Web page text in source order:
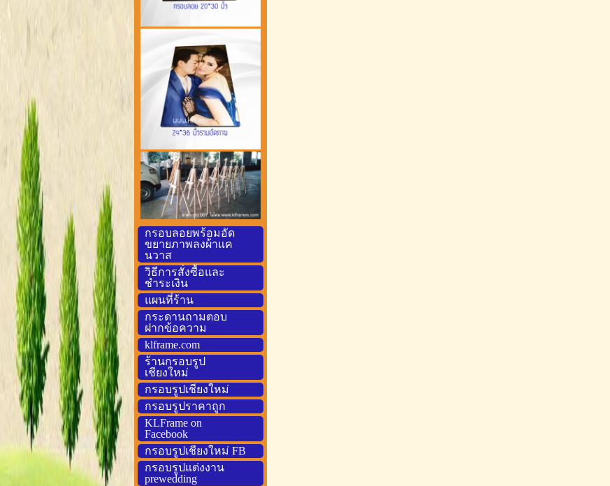
กรอบลอยพร้อมอัด
ขยายภาพลงผ้าแค
นวาส
วิธีการสั่งซื้อและ
ชำระเงิน
แผนที่ร้าน
กระดานถามตอบ
ฝากข้อความ
klframe.com
ร้านกรอบรูป
เชียงใหม่
กรอบรูปเชียงใหม่
กรอบรูปราคาถูก
KLFrame on
Facebook
กรอบรูปเชียงใหม่ FB
กรอบรูปแต่งงาน
prewedding